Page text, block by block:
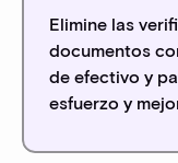
Elimine las
documentos
de efectivo y
esfuerzo y